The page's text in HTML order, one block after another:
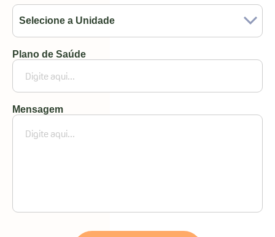
Selecione a Unidade
Plano de Saúde
Mensagem